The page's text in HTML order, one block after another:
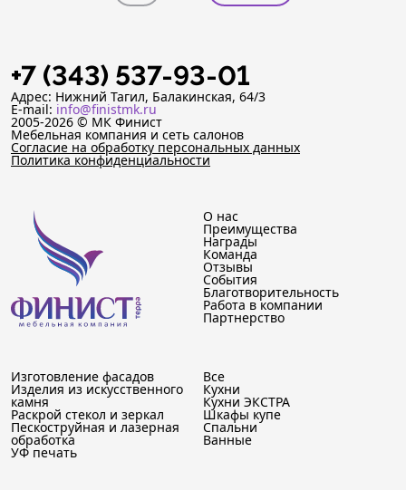
+7 (343) 537-93-01
Адрес: Нижний Тагил, Балакинская, 64/3
E-mail: info@finistmk.ru
2005-2026 © МК Финист
Мебельная компания и сеть салонов
Согласие на обработку персональных данных
Политика конфиденциальности
О нас
Преимущества
Награды
Команда
Отзывы
События
Благотворительность
Работа в компании
Партнерство
Изготовление фасадов
Изделия из искусственного
камня
Раскрой стекол и зеркал
Пескоструйная и лазерная
обработка
УФ печать
Все
Кухни
Кухни ЭКСТРА
Шкафы купе
Спальни
Ванные